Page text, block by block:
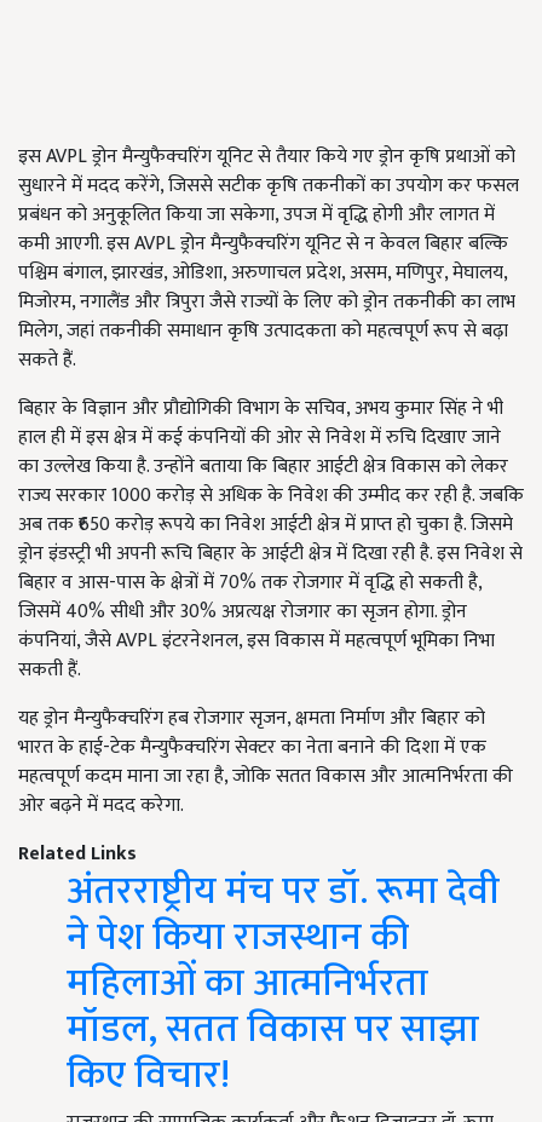
इस AVPL ड्रोन मैन्युफैक्चरिंग यूनिट से तैयार किये गए ड्रोन कृषि प्रथाओं को
सुधारने में मदद करेंगे, जिससे सटीक कृषि तकनीकों का उपयोग कर फसल
प्रबंधन को अनुकूलित किया जा सकेगा, उपज में वृद्धि होगी और लागत में
कमी आएगी. इस AVPL ड्रोन मैन्युफैक्चरिंग यूनिट से न केवल बिहार बल्कि
पश्चिम बंगाल, झारखंड, ओडिशा, अरुणाचल प्रदेश, असम, मणिपुर, मेघालय,
मिजोरम, नगालैंड और त्रिपुरा जैसे राज्यों के लिए को ड्रोन तकनीकी का लाभ
मिलेग, जहां तकनीकी समाधान कृषि उत्पादकता को महत्वपूर्ण रूप से बढ़ा
सकते हैं.
बिहार के विज्ञान और प्रौद्योगिकी विभाग के सचिव, अभय कुमार सिंह ने भी
हाल ही में इस क्षेत्र में कई कंपनियों की ओर से निवेश में रुचि दिखाए जाने
का उल्लेख किया है. उन्होंने बताया कि बिहार आईटी क्षेत्र विकास को लेकर
राज्य सरकार 1000 करोड़ से अधिक के निवेश की उम्मीद कर रही है. जबकि
अब तक ₹650 करोड़ रूपये का निवेश आईटी क्षेत्र में प्राप्त हो चुका है. जिसमे
ड्रोन इंडस्ट्री भी अपनी रूचि बिहार के आईटी क्षेत्र में दिखा रही है. इस निवेश से
बिहार व आस-पास के क्षेत्रों में 70% तक रोजगार में वृद्धि हो सकती है,
जिसमें 40% सीधी और 30% अप्रत्यक्ष रोजगार का सृजन होगा. ड्रोन
कंपनियां, जैसे AVPL इंटरनेशनल, इस विकास में महत्वपूर्ण भूमिका निभा
सकती हैं.
यह ड्रोन मैन्युफैक्चरिंग हब रोजगार सृजन, क्षमता निर्माण और बिहार को
भारत के हाई-टेक मैन्युफैक्चरिंग सेक्टर का नेता बनाने की दिशा में एक
महत्वपूर्ण कदम माना जा रहा है, जोकि सतत विकास और आत्मनिर्भरता की
ओर बढ़ने में मदद करेगा.
Related Links
अंतरराष्ट्रीय मंच पर डॉ. रूमा देवी
ने पेश किया राजस्थान की
महिलाओं का आत्मनिर्भरता
मॉडल, सतत विकास पर साझा
किए विचार!